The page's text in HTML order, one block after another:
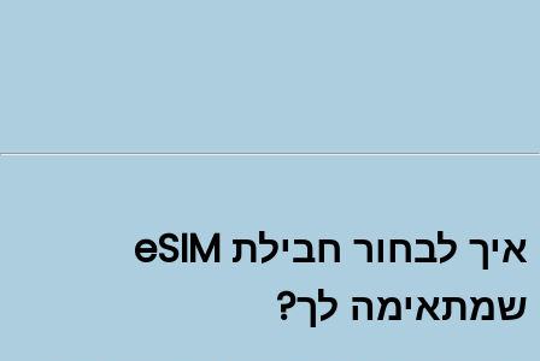
איך לבחור חבילת eSIM
שמתאימה לך?